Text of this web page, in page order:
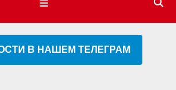
В НАШЕМ ТЕЛЕГРАМ